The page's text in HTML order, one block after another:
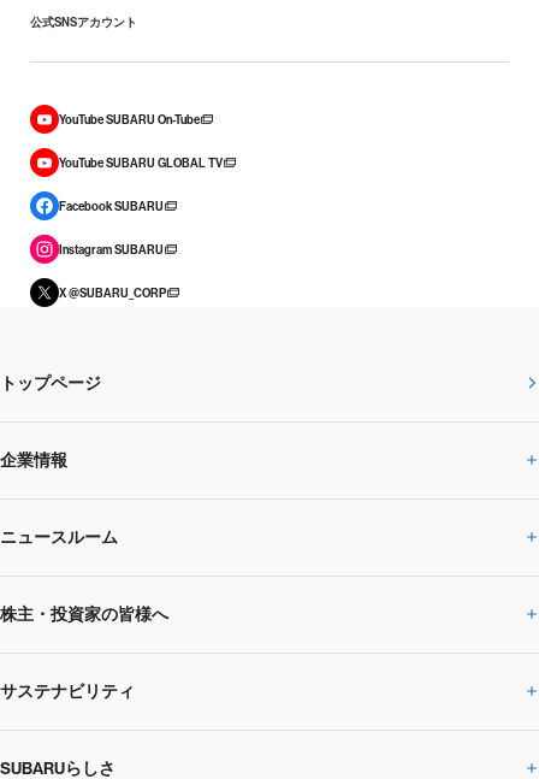
公式SNSアカウント
YouTube SUBARU On-Tube
YouTube SUBARU GLOBAL TV
Facebook SUBARU
Instagram SUBARU
X @SUBARU_CORP
トップページ
企業情報
企業情報トップ
SUBARUのありたい姿
SUBARU 2025方針
ニュースルーム
ニュースルームトップ
ニュースリリース
閉じる
株主・投資家の皆様へ
株主・投資家の皆様へトップ
企業・経営
サステナビリティ
サステナビリティトップ
SUBARUらしさ